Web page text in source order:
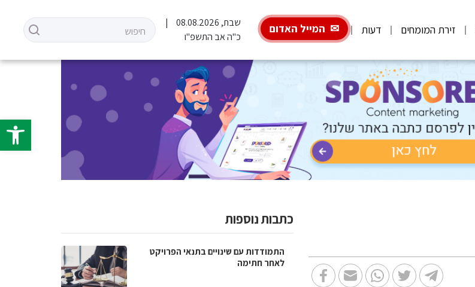
פתח
זירת המומחים דעות המייל האדום
שבת, 08.08.2026
כ"ה אב התשפ"ו
כתבות נוספות
התמודדות עם שינויים בתנאי הפרויקט
לאחר חתימה